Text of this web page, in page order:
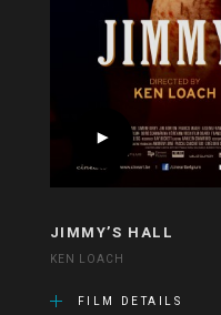
JIMMY’S HALL
KEN LOACH
FILM DETAILS